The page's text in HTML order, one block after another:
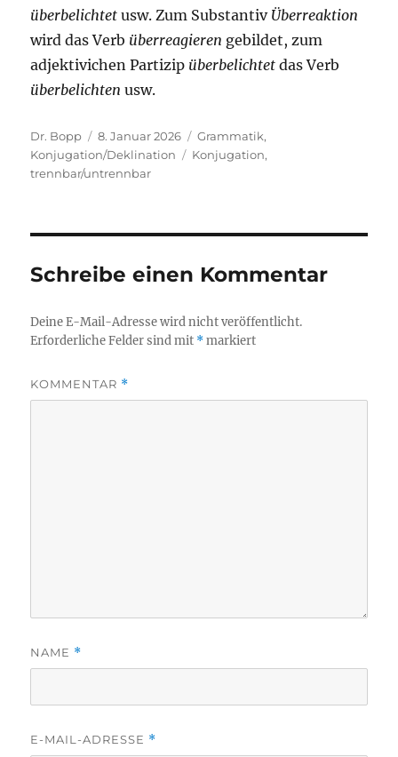
überbelichtet usw. Zum Substantiv Überreaktion
wird das Verb überreagieren gebildet, zum
adjektivichen Partizip überbelichtetdas Verb
überbelichten usw.
Autor
Dr. Bopp
Veröffentlicht
am
8. Januar 2026 Kategorien
Grammatik,
Konjugation/Deklination
Schlagwörter
Konjugation,
trennbar/untrennbar
Schreibe einen Kommentar
Deine E-Mail-Adresse wird nicht veröffentlicht.
Erforderliche Felder sind mit *markiert
KOMMENTAR *
NAME *
E-MAIL-ADRESSE *